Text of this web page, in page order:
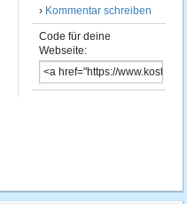
› Kommentar schreiben
Code für deine
Webseite: